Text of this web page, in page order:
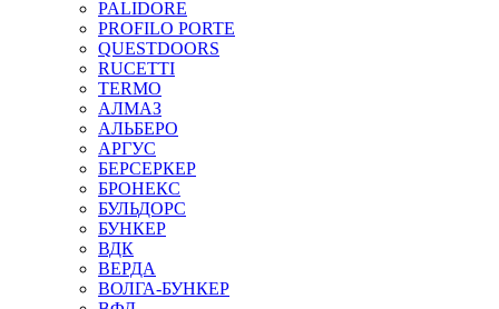
PALIDORE
PROFILO PORTE
QUESTDOORS
RUCETTI
TERMO
АЛМАЗ
АЛЬБЕРО
АРГУС
БЕРСЕРКЕР
БРОНЕКС
БУЛЬДОРС
БУНКЕР
ВДК
ВЕРДА
ВОЛГА-БУНКЕР